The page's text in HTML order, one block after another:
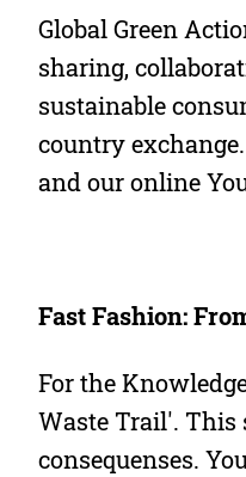
Global Green
sharing,
sustainable
country
and our online
Fast Fashion:
For the
Waste Trail'. This
consequenses.